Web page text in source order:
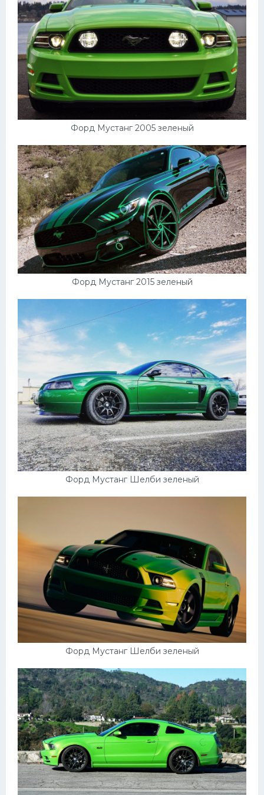
Форд Мустанг 2005 зеленый
Форд Мустанг 2015 зеленый
Форд Мустанг Шелби зеленый
Форд Мустанг Шелби зеленый
Фольксваген
Лексус
Дэу
Скания
Форд
Черри
Хавал
Кавасаки
Инфинити
ЛУАЗ
Фиат
Ситроен
Подводные лодки
Митсубиси
Танки
Крайслер
Порше
Самолеты
Комплектующие
Лодки
Вертолеты
Мазда
Самокаты
Велосипеды
Рено
Прогулочные суда
Хендай
Лимузины
Камаз
Автобусы